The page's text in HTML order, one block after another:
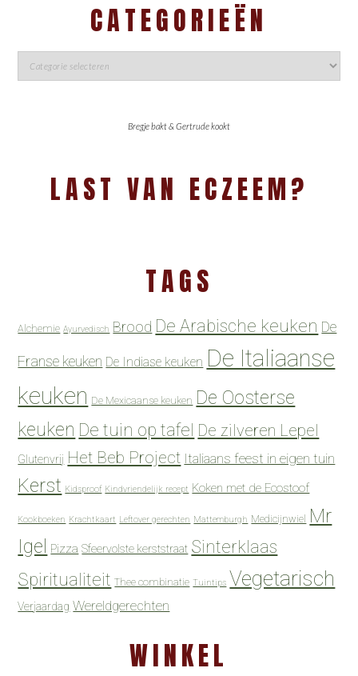
CATEGORIEËN
Bregje bakt & Gertrude kookt
LAST VAN ECZEEM?
TAGS
Alchemie Ayurvedisch Brood De Arabische keuken De
Franse keuken De Indiase keuken De Italiaanse
keuken De Mexicaanse keuken De Oosterse
keuken De tuin op tafel De zilveren Lepel
Glutenvrij Het Beb Project Italiaans feest in eigen tuin
Kerst Kidsproof Kindvriendelijk recept Koken met de Ecostoof
Kookboeken Krachtkaart Leftover gerechten Mattemburgh Medicijnwiel Mr
Igel
Pizza Sfeervolste kerststraat Sinterklaas
Spiritualiteit Thee combinatie Tuintips Vegetarisch
Verjaardag Wereldgerechten
WINKEL